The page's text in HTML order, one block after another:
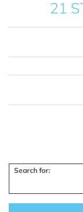
21
Search for: